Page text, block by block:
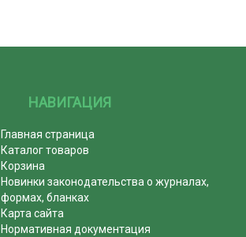
НАВИГАЦИЯ
Главная страница
Каталог товаров
Корзина
Новинки законодательства о журналах,
формах, бланках
Карта сайта
Нормативная документация